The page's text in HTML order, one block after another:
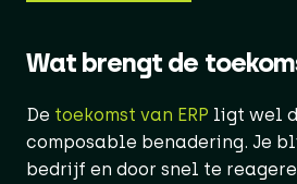
Wat brengt de
De toekomst van ERP ligt wel
composable benadering. Je
bedrijf en door snel te